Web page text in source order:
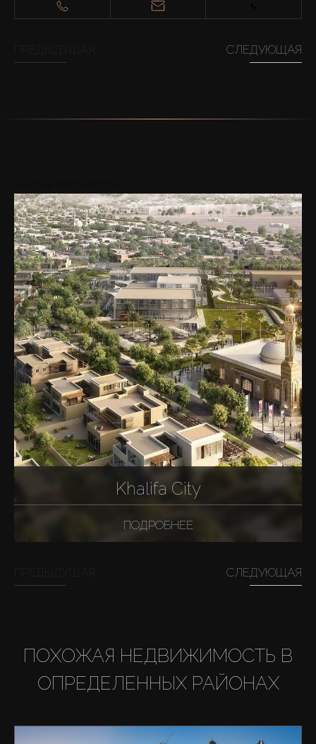
СЛЕДУЮЩАЯ
Khalifa City
ПОДРОБНЕЕ
СЛЕДУЮЩАЯ
ПОХОЖАЯ НЕДВИЖИМОСТЬ В
ОПРЕДЕЛЕННЫХ РАЙОНАХ